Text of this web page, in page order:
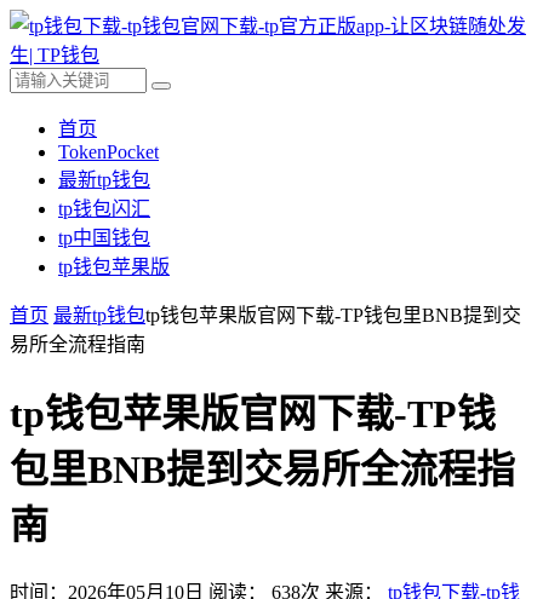
首页
TokenPocket
最新tp钱包
tp钱包闪汇
tp中国钱包
tp钱包苹果版
首页 最新tp钱包tp钱包苹果版官网下载-TP钱包里BNB提到交
易所全流程指南
tp钱包苹果版官网下载-TP钱
包里BNB提到交易所全流程指
南
时间：2026年05月10日 阅读： 638次 来源： tp钱包下载-tp钱